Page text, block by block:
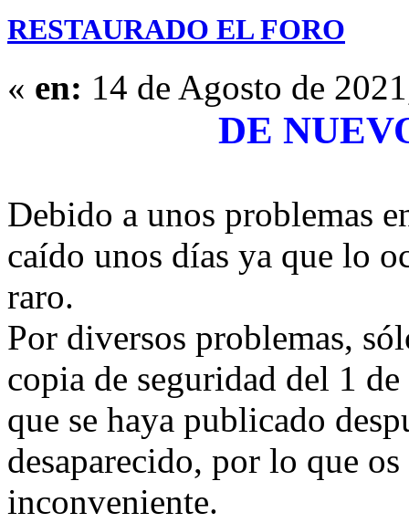
RESTAURADO EL FORO
« en: 14 de Agosto de
DE
Debido a unos problemas
caído unos días ya que lo
raro.
Por diversos problemas,
copia de seguridad del 1
que se haya publicado
desaparecido, por lo que
inconveniente.